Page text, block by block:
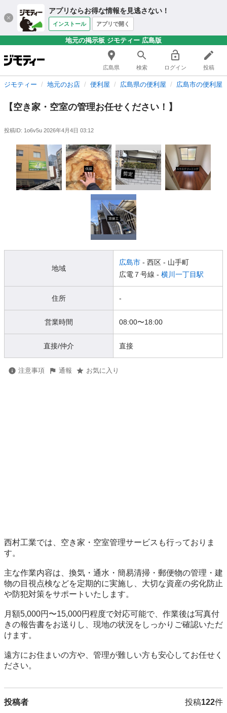
アプリならお得な情報を見逃さない！
インストール アプリで開く
地元の掲示板 ジモティー 広島版
広島県 検索 ログイン 投稿
ジモティー 地元のお店 便利屋 広島県の便利屋 広島市の便利屋
【空き家・空室の管理お任せください！】
投稿ID: 1o6v5u 2026年4月4日 03:12
地域
広島市 - 西区 - 山手町
広電７号線 - 横川一丁目駅
住所 -
営業時間 08:00〜18:00
直接/仲介 直接
注意事項 通報 お気に入り
西村工業では、空き家・空室管理サービスも行っておりま
す。
主な作業内容は、換気・通水・簡易清掃・郵便物の管理・建
物の目視点検などを定期的に実施し、大切な資産の劣化防止
や防犯対策をサポートいたします。
月額5,000円〜15,000円程度で対応可能で、作業後は写真付
きの報告書をお送りし、現地の状況をしっかりご確認いただ
けます。
遠方にお住まいの方や、管理が難しい方も安心してお任せく
ださい。
投稿者 投稿122件